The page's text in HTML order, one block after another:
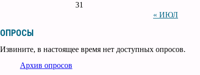
« ИЮЛ
31
ОПРОСЫ
Извините, в настоящее время нет доступных опросов.
Архив опросов